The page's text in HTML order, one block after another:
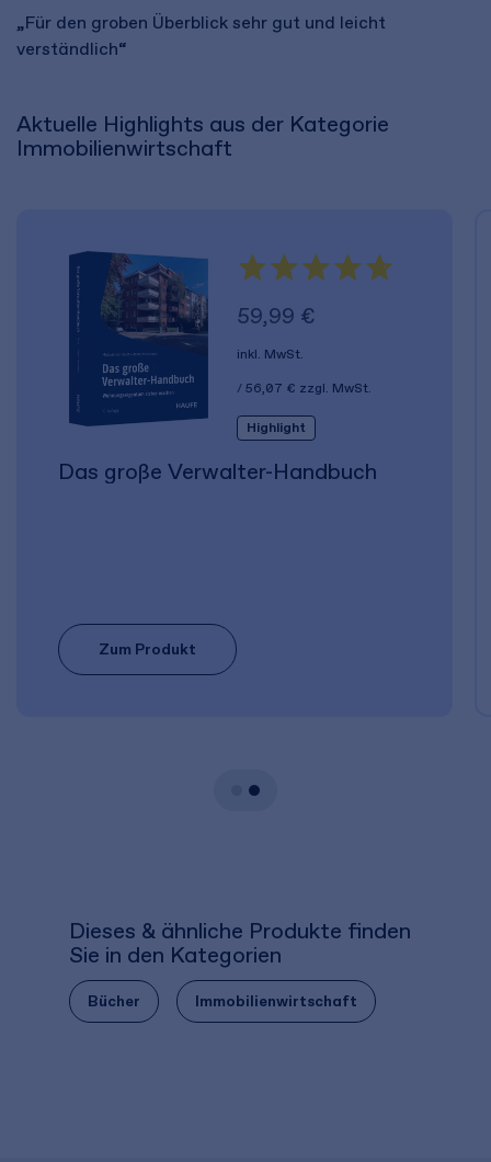
„Für den groben Überblick sehr gut und leicht
verständlich“
Aktuelle Highlights aus der Kategorie
Immobilienwirtschaft
59,99 €
inkl. MwSt.
56,07 € zzgl. MwSt.
Highlight
Das große Verwalter-Handbuch
Zum Produkt
Dieses & ähnliche Produkte finden
Sie in den Kategorien
Bücher Immobilienwirtschaft